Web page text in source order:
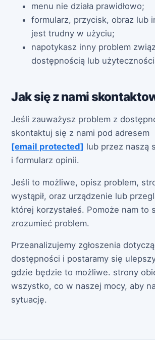
menu nie działa prawidłowo;
formularz, przycisk, obraz lub
jest trudny w użyciu;
napotykasz inny problem
dostępnością lub
Jak się z nami
Jeśli zauważysz problem z
skontaktuj się z nami pod adresem
[email protected] lub przez naszą
i formularz opinii.
Jeśli to możliwe, opisz problem,
wystąpił, oraz urządzenie lub
której korzystałeś. Pomoże nam to
zrozumieć problem.
Przeanalizujemy zgłoszenia
dostępności i postaramy się
gdzie będzie to możliwe. strony
wszystko, co w naszej mocy, aby
sytuację.